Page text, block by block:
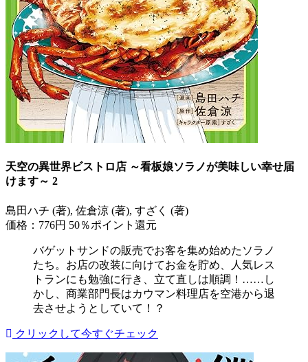
天空の異世界ビストロ店 ～看板娘ソラノが美味しい幸せ届
けます～ 2
島田ハチ (著), 佐倉涼 (著), すざく (著)
価格：776円 50％ポイント還元
バゲットサンドの販売でお客を集め始めたソラノ
たち。お店の改装に向けてお金を貯め、人気レス
トランにも勉強に行き、立て直しは順調！……し
かし、商業部門長はカウマン料理店を空港から退
去させようとしていて！？
クリックして今すぐチェック